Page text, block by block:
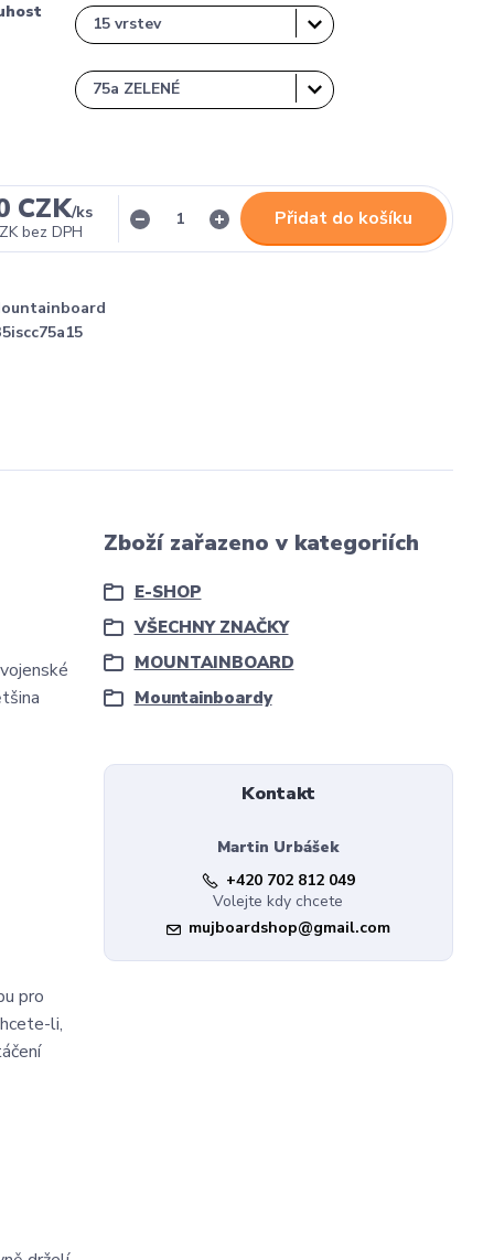
CZK/ks
bez DPH
Přidat do košíku
pro
li,
Zboží zařazeno v kategoriích
E-SHOP
VŠECHNY ZNAČKY
MOUNTAINBOARD
Mountainboardy
Kontakt
Martin Urbášek
+420 702 812 049
Volejte kdy chcete
mujboardshop@gmail.com